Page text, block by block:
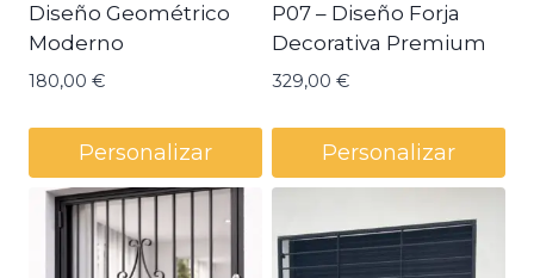
Diseño Geométrico
Moderno
180,00 €
Personalizar
P07 – Diseño Forja
Decorativa Premium
329,00 €
Personalizar